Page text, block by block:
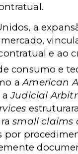
a
e ao
consumo e
aAmerican
aJudicial
small claims
por